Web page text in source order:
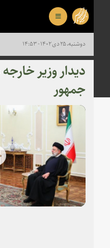
دوشنبه، ۲۵ دی ۱۴۰۲ - ۱۴:۵۳
دیدار وزیر
جمهور